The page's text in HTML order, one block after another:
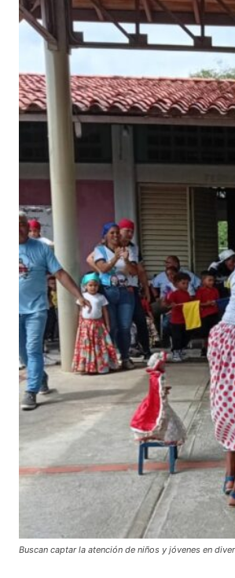
Buscan captar la atención de niños y jóvenes en